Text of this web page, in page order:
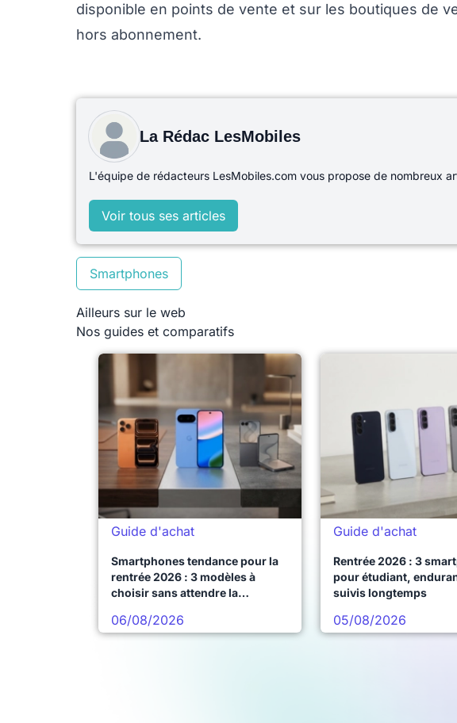
disponible en points de vente et sur les boutiques de
hors abonnement.
La Rédac LesMobiles
L'équipe de rédacteurs LesMobiles.com vous propose de nombreux
Voir tous ses articles
Smartphones
Ailleurs sur le web
Nos guides et comparatifs
Guide d'achat
Smartphones tendance pour la
rentrée 2026 : 3 modèles à
choisir sans attendre la
06/08/2026
Guide d'achat
Rentrée 2026 : 3
pour étudiant,
suivis longtemps
05/08/2026